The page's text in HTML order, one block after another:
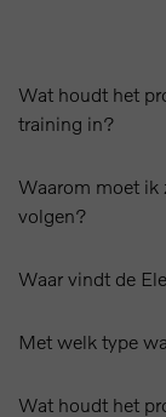
Wat houdt het
training in?
Waarom moet ik
volgen?
Waar vindt de
Met welk type
Wat houdt het